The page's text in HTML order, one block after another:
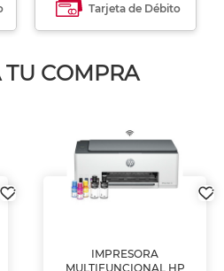
Tarjeta de Débito
COMPRA
IMPRESORA
MULTIFUNCIONAL HP